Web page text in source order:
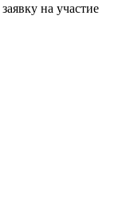
на участие